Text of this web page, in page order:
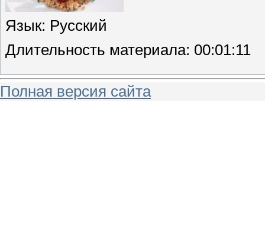
Язык: Русский
Длительность материала: 00:01:11
Полная версия сайта